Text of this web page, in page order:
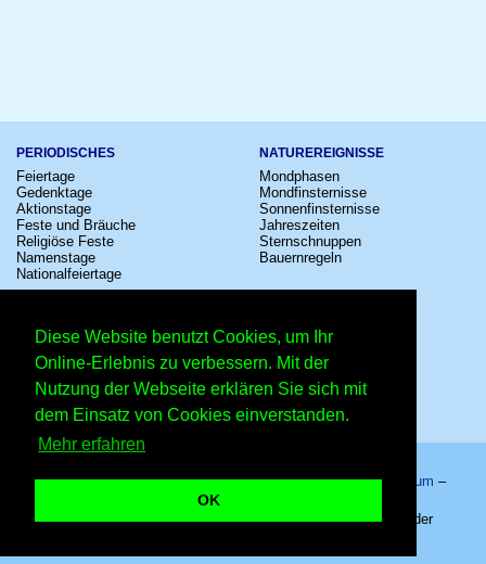
Diese Website benutzt Cookies, um Ihr
Online-Erlebnis zu verbessern. Mit der
Nutzung der Webseite erklären Sie sich mit
dem Einsatz von Cookies einverstanden.
Mehr erfahren
OK
PERIODISCHES
Feiertage
Gedenktage
Aktionstage
Feste und Bräuche
Religiöse Feste
Namenstage
Nationalfeiertage
NATUREREIGNISSE
Mondphasen
Mondfinsternisse
Sonnenfinsternisse
Jahreszeiten
Sternschnuppen
Bauernregeln
Konzerte
Kinostarts
Festivals
Fußball
Comedy
Shows
Zeitumstellung
Sternzeichen
Schalttage
Messen
Erinnerungen
Volksfeste
Startseite–Kalender–Lexikon–App–Sitemap–Impressum –
Datenschutzhinweis
Welttag des Seegrases – Copyright © 2026 Kleiner Kalender